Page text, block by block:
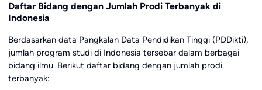
Daftar Bidang dengan Jumlah Prodi Terbanyak di
Indonesia
Berdasarkan data Pangkalan Data Pendidikan Tinggi (PDDikti),
jumlah program studi di Indonesia tersebar dalam berbagai
bidang ilmu. Berikut daftar bidang dengan jumlah prodi
terbanyak: